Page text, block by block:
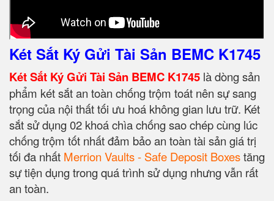
Két Sắt Ký Gửi Tài Sản BEMC K1745
Két Sắt Ký Gửi Tài Sản BEMC K1745 là dòng sản
phẩm két sắt an toàn chống trộm toát nên sự sang
trọng của nội thất tối ưu hoá không gian lưu trữ. Két
sắt sử dụng 02 khoá chìa chống sao chép cùng lúc
chống trộm tốt nhất đảm bảo an toàn tài sản giá trị
tối đa nhất Merrion Vaults - Safe Deposit Boxestăng
sự tiện dụng trong quá trình sử dụng nhưng vẫn rất
an toàn.